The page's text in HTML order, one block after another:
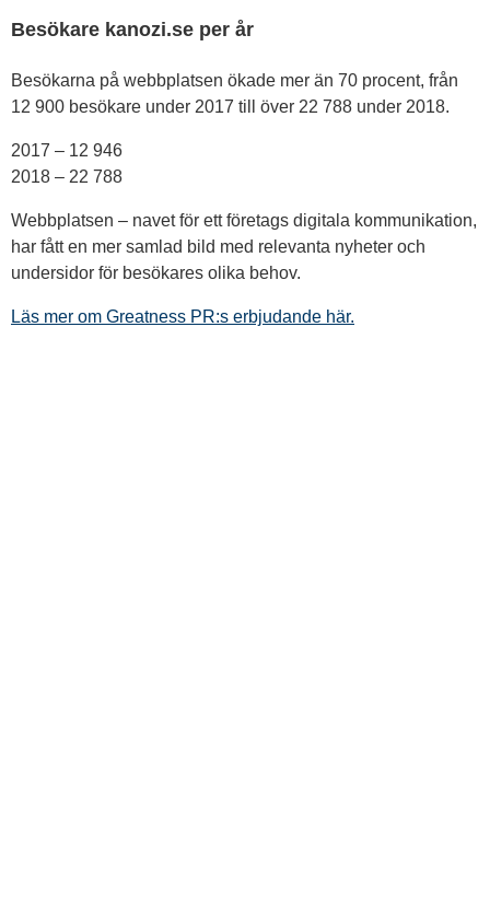
Besökare kanozi.se per år
Besökarna på webbplatsen ökade mer än 70 procent, från
12 900 besökare under 2017 till över 22 788 under 2018.
2017 – 12 946
2018 – 22 788
Webbplatsen – navet för ett företags digitala kommunikation,
har fått en mer samlad bild med relevanta nyheter och
undersidor för besökares olika behov.
Läs mer om Greatness PR:s erbjudande här.